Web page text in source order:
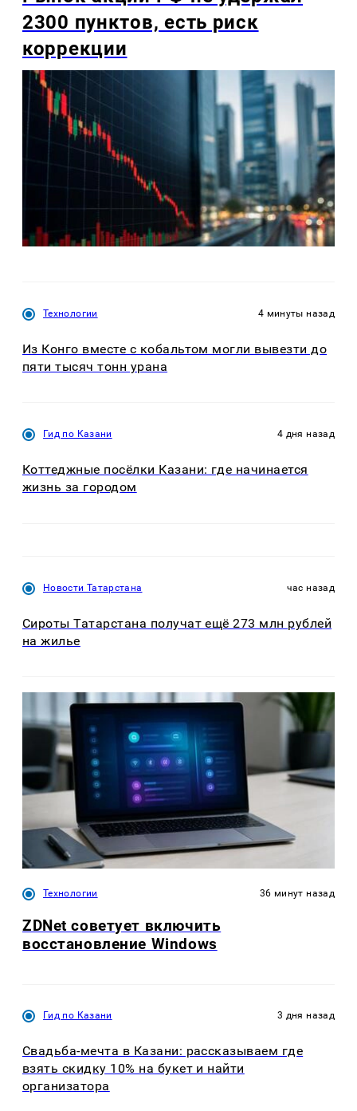
2300 пунктов, есть риск
коррекции
Технологии 4 минуты назад
Из Конго вместе с кобальтом могли вывезти до
пяти тысяч тонн урана
Гид по Казани 4 дня назад
Коттеджные посёлки Казани: где начинается
жизнь за городом
Новости Татарстана час назад
Сироты Татарстана получат ещё 273 млн рублей
на жилье
Технологии 36 минут назад
ZDNet советует включить
восстановление Windows
Гид по Казани 3 дня назад
Свадьба-мечта в Казани: рассказываем где
взять скидку 10% на букет и найти
организатора